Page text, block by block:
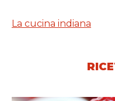
La cucina indiana